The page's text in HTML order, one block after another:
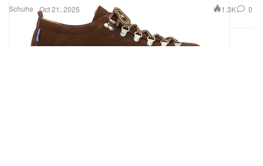
Schuhe Oct 21, 2025 1.3K 0